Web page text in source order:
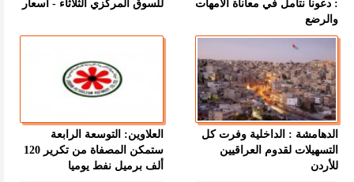
: دعونا نتأمل في معاناة الأمهات
والرضع
للسوق المركزي الثلاثاء - اسعار
الدهامشة : الداخلية وفرت كل
التسهيلات لقدوم العراقيين
للأردن
العلاوين: التوسعة الرابعة
ستمكن المصفاة من تكرير 120
ألف برميل نفط يوميا